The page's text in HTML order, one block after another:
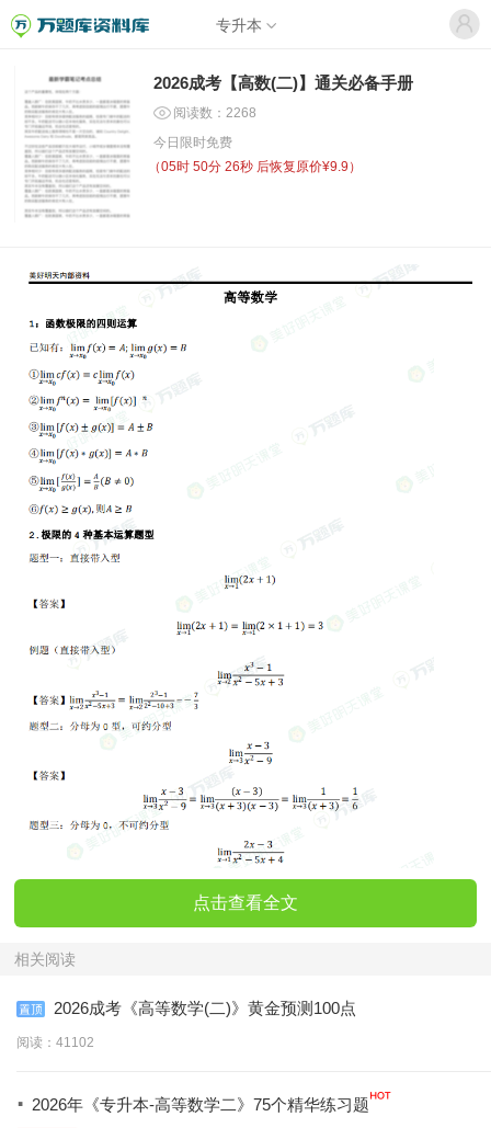
专升本
2026成考【高数(二)】通关必备手册
阅读数：2268
今日限时免费
（05时 50分 26秒 后恢复原价¥9.9）
点击查看全文
相关阅读
2026成考《高等数学(二)》黄金预测100点
阅读：41102
· 2026年《专升本-高等数学二》75个精华练习题